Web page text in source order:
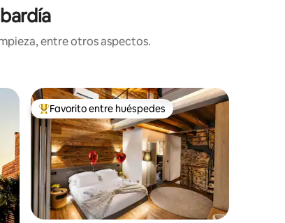
entre otros aspectos.
De los mejores en Favorito entre huéspedes
Favorito entre huéspedes